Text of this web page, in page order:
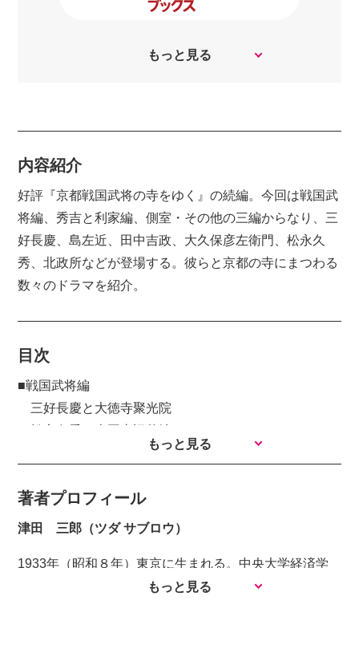
もっと見る
内容紹介
好評『京都戦国武将の寺をゆく』の続編。今回は戦国武
将編、秀吉と利家編、側室・その他の三編からなり、三
好長慶、島左近、田中吉政、大久保彦左衛門、松永久
秀、北政所などが登場する。彼らと京都の寺にまつわる
数々のドラマを紹介。
目次
■戦国武将編
三好長慶と大徳寺聚光院
山中長俊と慈芳院
田中吉政と金戒光明寺
小笠原秀政と常寂光寺
もっと見る
著者プロフィール
津田 三郎（ツダ サブロウ）
1933年（昭和８年）東京に生まれる。中央大学経済学
部卒業。新聞記者、雑誌編集記者を経て、作家。小説
もっと見る